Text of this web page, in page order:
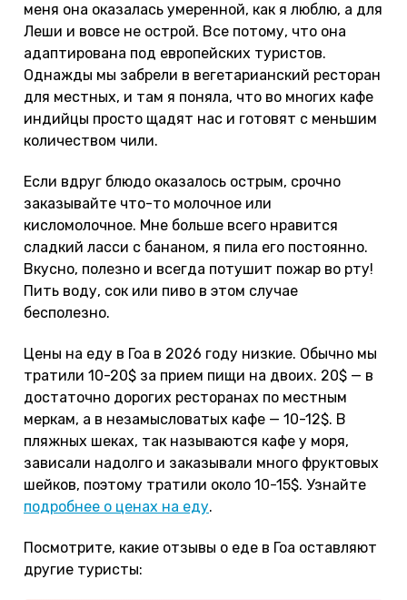
меня она оказалась умеренной, как я люблю, а для
Леши и вовсе не острой. Все потому, что она
адаптирована под европейских туристов.
Однажды мы забрели в вегетарианский ресторан
для местных, и там я поняла, что во многих кафе
индийцы просто щадят нас и готовят с меньшим
количеством чили.
Если вдруг блюдо оказалось острым, срочно
заказывайте что-то молочное или
кисломолочное. Мне больше всего нравится
сладкий ласси с бананом, я пила его постоянно.
Вкусно, полезно и всегда потушит пожар во рту!
Пить воду, сок или пиво в этом случае
бесполезно.
Цены на еду в Гоа в 2026 году низкие. Обычно мы
тратили 10-20$ за прием пищи на двоих. 20$ — в
достаточно дорогих ресторанах по местным
меркам, а в незамысловатых кафе — 10-12$. В
пляжных шеках, так называются кафе у моря,
зависали надолго и заказывали много фруктовых
шейков, поэтому тратили около 10-15$. Узнайте
подробнее о ценах на еду.
Посмотрите, какие отзывы о еде в Гоа оставляют
другие туристы: